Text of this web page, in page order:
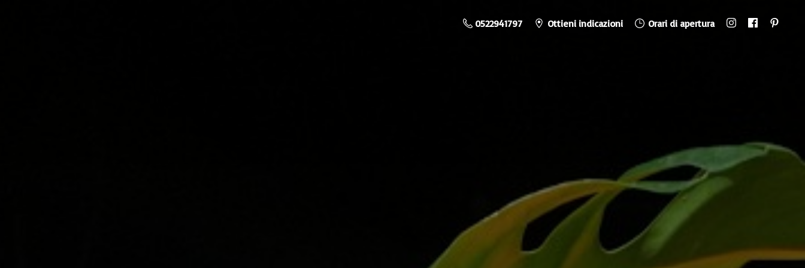
0522941797 Ottieni indicazioni Orari di apertura